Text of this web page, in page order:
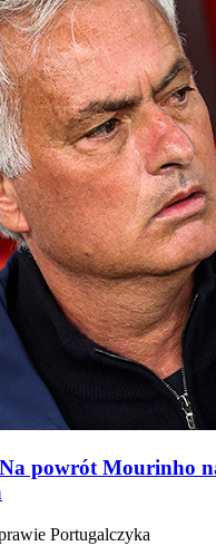
powrót Mourinho
Portugalczyka